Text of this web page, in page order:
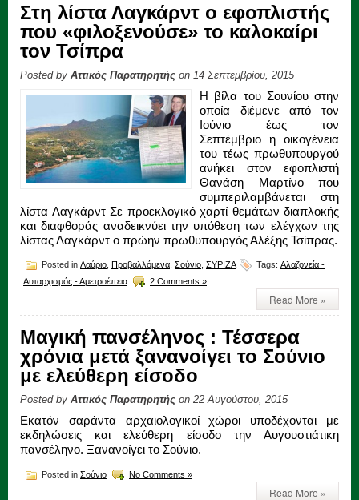
Στη λίστα Λαγκάρντ ο εφοπλιστής
που «φιλοξενούσε» το καλοκαίρι
τον Τσίπρα
Posted by Αττικός Παρατηρητής on 14 Σεπτεμβρίου, 2015
Η βίλα του Σουνίου στην
οποία διέμενε από τον
Ιούνιο έως τον
Σεπτέμβριο η οικογένεια
του τέως πρωθυπουργού
ανήκει στον εφοπλιστή
Θανάση Μαρτίνο που
συμπεριλαμβάνεται στη
λίστα Λαγκάρντ Σε προεκλογικό χαρτί θεμάτων διαπλοκής
και διαφθοράς αναδεικνύει την υπόθεση των ελέγχων της
λίστας Λαγκάρντ ο πρώην πρωθυπουργός Αλέξης Τσίπρας.
Posted in Λαύριο Προβαλλόμενα Σούνιο ΣΥΡΙΖΑ Tags: Αλαζονεία -
Αυταρχισμός - Αμετροέπεια
2 Comments »
Read More »
Μαγική πανσέληνος : Τέσσερα
χρόνια μετά ξανανοίγει το Σούνιο
με ελεύθερη είσοδο
Posted by Αττικός Παρατηρητής on 22 Αυγούστου, 2015
Εκατόν σαράντα αρχαιολογικοί χώροι υποδέχονται με
εκδηλώσεις και ελεύθερη είσοδο την Αυγουστιάτικη
πανσέληνο. Ξανανοίγει το Σούνιο.
Posted in Σούνιο No Comments »
Read More »